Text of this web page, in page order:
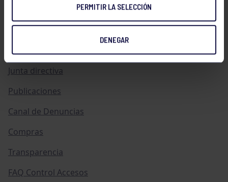
PERMITIR LA SELECCIÓN
DENEGAR
Ventajas
Empleo
Junta directiva
Publicaciones
Canal de Denuncias
Compras
Transparencia
FAQ Control Accesos